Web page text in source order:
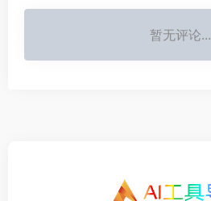
暂无评论...